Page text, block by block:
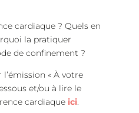
cardiaque ? Quels en
la pratiquer
de confinement ?
« À votre
et/ou à lire le
cardiaque ici.